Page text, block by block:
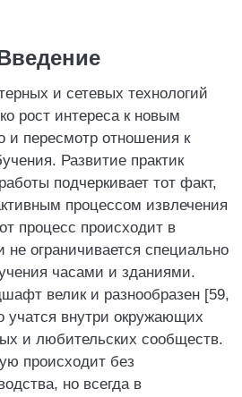
и сетевых технологий
рост интереса к новым
пересмотр отношения к
Развитие практик
подчеркивает тот факт,
процессом извлечения
процесс происходит в
не ограничивается специально
часами и зданиями.
велик и разнообразен [59,
учатся внутри окружающих
и любительских сообществ.
происходит без
но всегда в